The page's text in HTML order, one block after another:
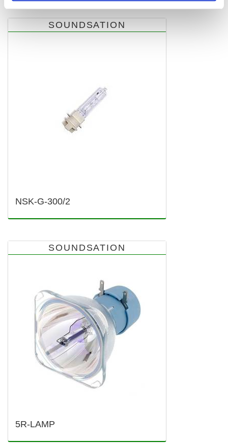
SOUNDSATION
NSK-G-300/2
SOUNDSATION
5R-LAMP